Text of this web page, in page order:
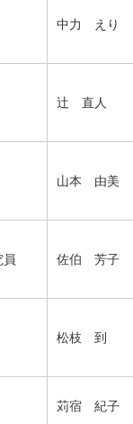
中力 えり
辻 直人
山本 由美
佐伯 芳子
松枝 到
苅宿 紀子